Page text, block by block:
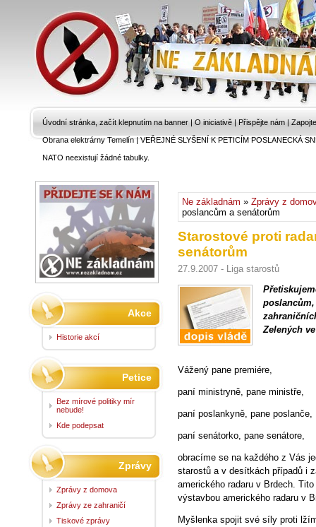
Úvodní stránka, začít klepnutím na banner | O iniciativě | Přispějte nám |
Obrana elektrárny Temelín|VEŘEJNÉ SLYŠENÍ K PETICÍM POSLANECKÁ
NATO neexistují žádné tabulky.
Ne základnám » Zprávy z
poslancům a senátorům
Starostové proti
senátorům
27.9.2007 - Liga starostů
Zelených
Vážený pane premiére,
paní ministryně, pane ministře,
paní poslankyně, pane poslanče,
paní senátorko, pane senátore,
obracíme se na každého z Vás
starostů a v desítkách případů i
amerického radaru v Brdech.
výstavbou amerického radaru v
Myšlenka spojit své síly proti
Akce
Historie akcí
Petice
Bez mírové politiky mír
nebude!
Kde podepsat
Zprávy
Zprávy z domova
Zprávy ze zahraničí
Tiskové zprávy